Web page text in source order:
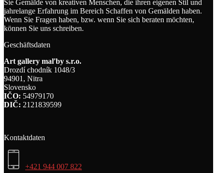
Sie Gemälde von kreativen Menschen, die ihren eigenen Stil und
jahrelange Erfahrung im Bereich Schaffen von Gemälden haben.
Wenn Sie Fragen haben, bzw. wenn Sie sich beraten möchten,
können Sie uns schreiben.
Geschäftsdaten
Art gallery maľby s.r.o.
Drozdí chodník 1048/3
94901, Nitra
Slovensko
IČO: 54979170
DIČ: 2121839599
Kontaktdaten
+421 944 007 822